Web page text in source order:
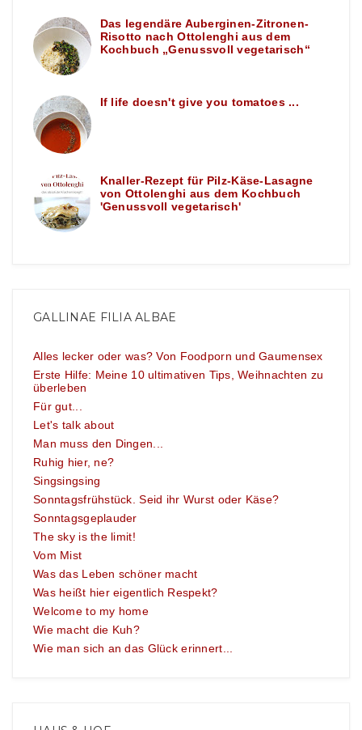
Das legendäre Auberginen-Zitronen-
Risotto nach Ottolenghi aus dem
Kochbuch „Genussvoll vegetarisch“
If life doesn't give you tomatoes ...
Knaller-Rezept für Pilz-Käse-Lasagne
von Ottolenghi aus dem Kochbuch
'Genussvoll vegetarisch'
GALLINAE FILIA ALBAE
Alles lecker oder was? Von Foodporn und Gaumensex
Erste Hilfe: Meine 10 ultimativen Tips, Weihnachten zu
überleben
Für gut...
Let's talk about
Man muss den Dingen...
Ruhig hier, ne?
Singsingsing
Sonntagsfrühstück. Seid ihr Wurst oder Käse?
Sonntagsgeplauder
The sky is the limit!
Vom Mist
Was das Leben schöner macht
Was heißt hier eigentlich Respekt?
Welcome to my home
Wie macht die Kuh?
Wie man sich an das Glück erinnert...